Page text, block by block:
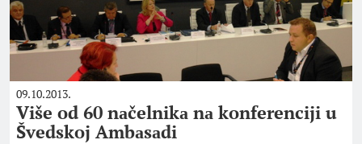
09.10.2013.
Više od 60 nаčelnikа nа konferenciji u
Švedskoj Ambаsаdi